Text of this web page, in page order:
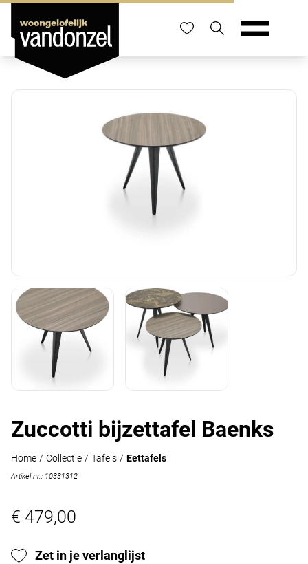
Zuccotti bijzettafel Baenks
Home / Collectie / Tafels / Eettafels
Artikel nr.: 10331312
€ 479,00
Zet in je verlanglijst